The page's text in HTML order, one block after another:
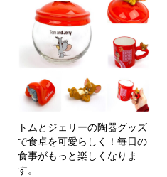
トムとジェリーの陶器グッズ
で食卓を可愛らしく！毎日の
食事がもっと楽しくなりま
す。